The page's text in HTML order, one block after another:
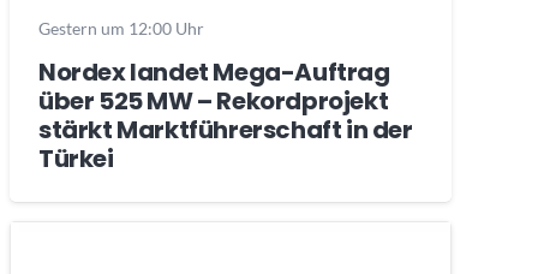
Gestern um 12:00 Uhr
Nordex landet Mega-Auftrag
über 525 MW – Rekordprojekt
stärkt Marktführerschaft in der
Türkei